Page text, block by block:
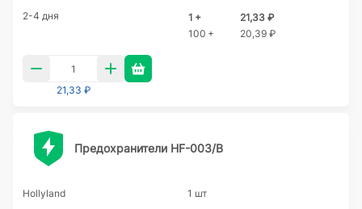
2-4 дня 1 +
21,33 ₽
100 +
20,39 ₽
21,33 ₽
Предохранители HF-003/B
Hollyland 1 шт